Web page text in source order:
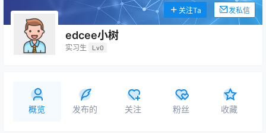
edcee小树
实习生 Lv0
关注Ta 发私信
概览 发布的 关注 粉丝 收藏